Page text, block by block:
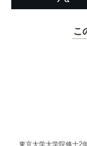
こ
東京大学大学院修士2